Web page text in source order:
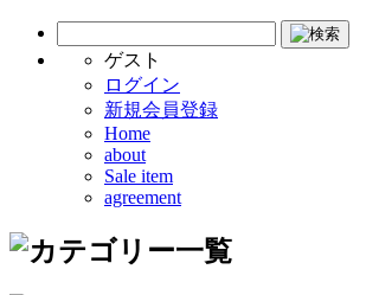
ゲスト
ログイン
新規会員登録
Home
about
Sale item
agreement